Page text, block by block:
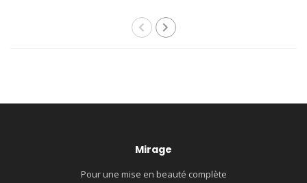
Mirage
Pour une mise en beauté complète